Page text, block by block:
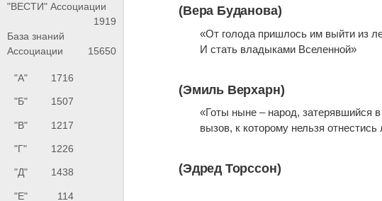
"ВЕСТИ" Ассоциации
1919
База знаний
Ассоциации
15650
"А" 1716
"Б" 1507
"В" 1217
"Г" 1226
"Д" 1438
"Е" 114
(Вера Буданова)
«От голода пришлось им выйти из
И стать владыками Вселенной»
(Эмиль Верхарн)
«Готы ныне – народ, затерявшийся
вызов, к которому нельзя
(Эдред Торссон)